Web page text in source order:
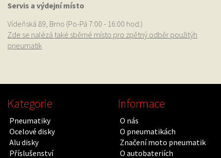
Servis a výdejní místo
Vídeňská 89, Brno (Po-Pá 7:00 - 16:00 hod.)
Zde se nalézá také sběrné místo pro zpětný odběr použitýh
pneumatik
Kategorie
Pneumatiky
Ocelové disky
Alu disky
Příslušenství
Informace
O nás
O pneumatikách
Značení moto pneumatik
O autobateriích